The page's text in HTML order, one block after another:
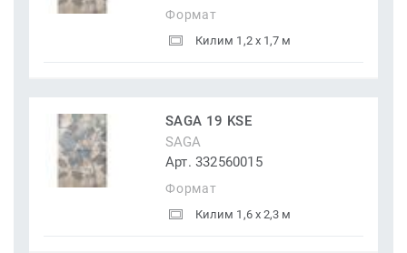
Формат
Килим 1,2 x 1,7 м
SAGA 19 KSE
SAGA
Арт. 332560015
Формат
Килим 1,6 x 2,3 м